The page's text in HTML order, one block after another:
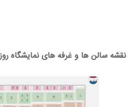
نقشه سالن ها و غرفه های نمایشگاه